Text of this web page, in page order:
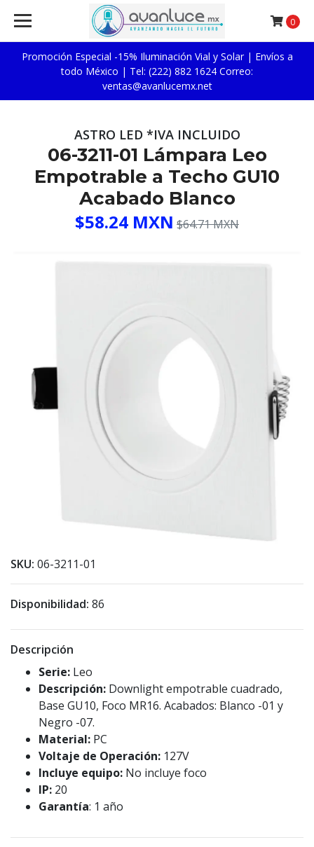
Promoción Especial -15% Iluminación Vial y Solar | Envíos a
todo México | Tel: (222) 882 1624 Correo:
ventas@avanlucemx.net
0
ASTRO LED *IVA INCLUIDO
06-3211-01 Lámpara Leo
Empotrable a Techo GU10
Acabado Blanco
$58.24 MXN $64.71 MXN
SKU: 06-3211-01
Disponibilidad: 86
Descripción
Serie: Leo
Descripción: Downlight empotrable cuadrado,
Base GU10, Foco MR16. Acabados: Blanco -01 y
Negro -07.
Material: PC
Voltaje de Operación: 127V
Incluye equipo: No incluye foco
IP: 20
Garantía: 1 año